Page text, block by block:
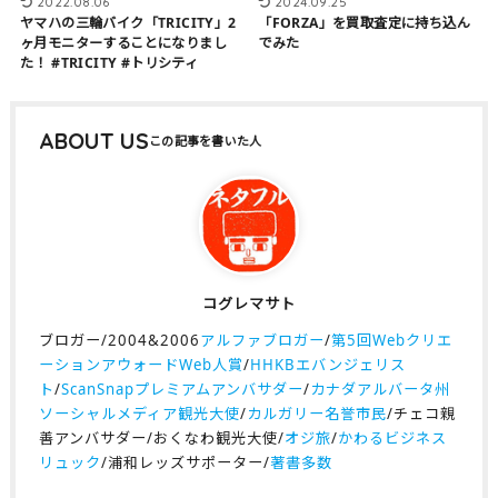
ヤマハの三輪バイク「TRICITY」2
ヶ月モニターすることになりまし
た！ #TRICITY #トリシティ
「FORZA」を買取査定に持ち込ん
でみた
ABOUT US
コグレマサト
ブロガー/2004&2006アルファブロガー/第5回Webクリエ
ーションアウォードWeb人賞/HHKBエバンジェリス
ト/ScanSnapプレミアムアンバサダー/カナダアルバータ州
ソーシャルメディア観光大使/カルガリー名誉市民/チェコ親
善アンバサダー/おくなわ観光大使/オジ旅/かわるビジネス
リュック/浦和レッズサポーター/著書多数